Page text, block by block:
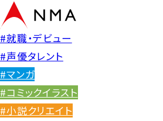
#就職・デビュー
#声優タレント
#マンガ
#コミックイラスト
#小説クリエイト